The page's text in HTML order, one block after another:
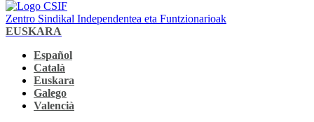
Zentro Sindikal Independentea eta Funtzionarioak
EUSKARA
Español
Català
Euskara
Galego
Valencià